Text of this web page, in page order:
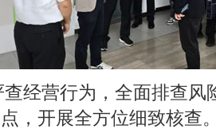
经营行为，全面排查风
，开展全方位细致核查